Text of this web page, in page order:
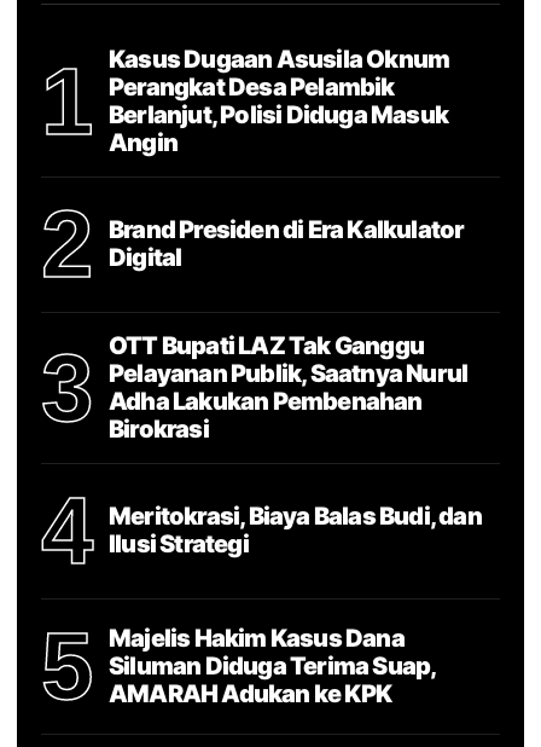
1
Kasus Dugaan Asusila Oknum
Perangkat Desa Pelambik
Berlanjut, Polisi Diduga Masuk
Angin
2
Brand Presiden di Era Kalkulator
Digital
3
OTT Bupati LAZ Tak Ganggu
Pelayanan Publik, Saatnya Nurul
Adha Lakukan Pembenahan
Birokrasi
4
Meritokrasi, Biaya Balas Budi, dan
Ilusi Strategi
5
Majelis Hakim Kasus Dana
Siluman Diduga Terima Suap,
AMARAH Adukan ke KPK